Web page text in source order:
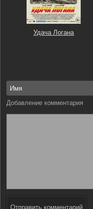
Удача Логана
Добавление комментария
Отправить комментарий